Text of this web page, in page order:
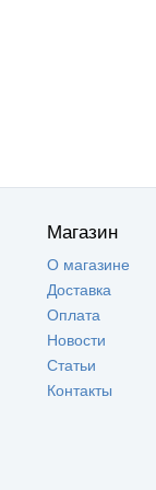
Магазин
О магазине
Доставка
Оплата
Новости
Статьи
Контакты